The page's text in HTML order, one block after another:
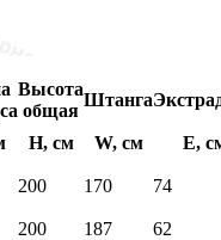
Высота
общая
Штанга
H, см W, см E,
200 170 74
200 187 62